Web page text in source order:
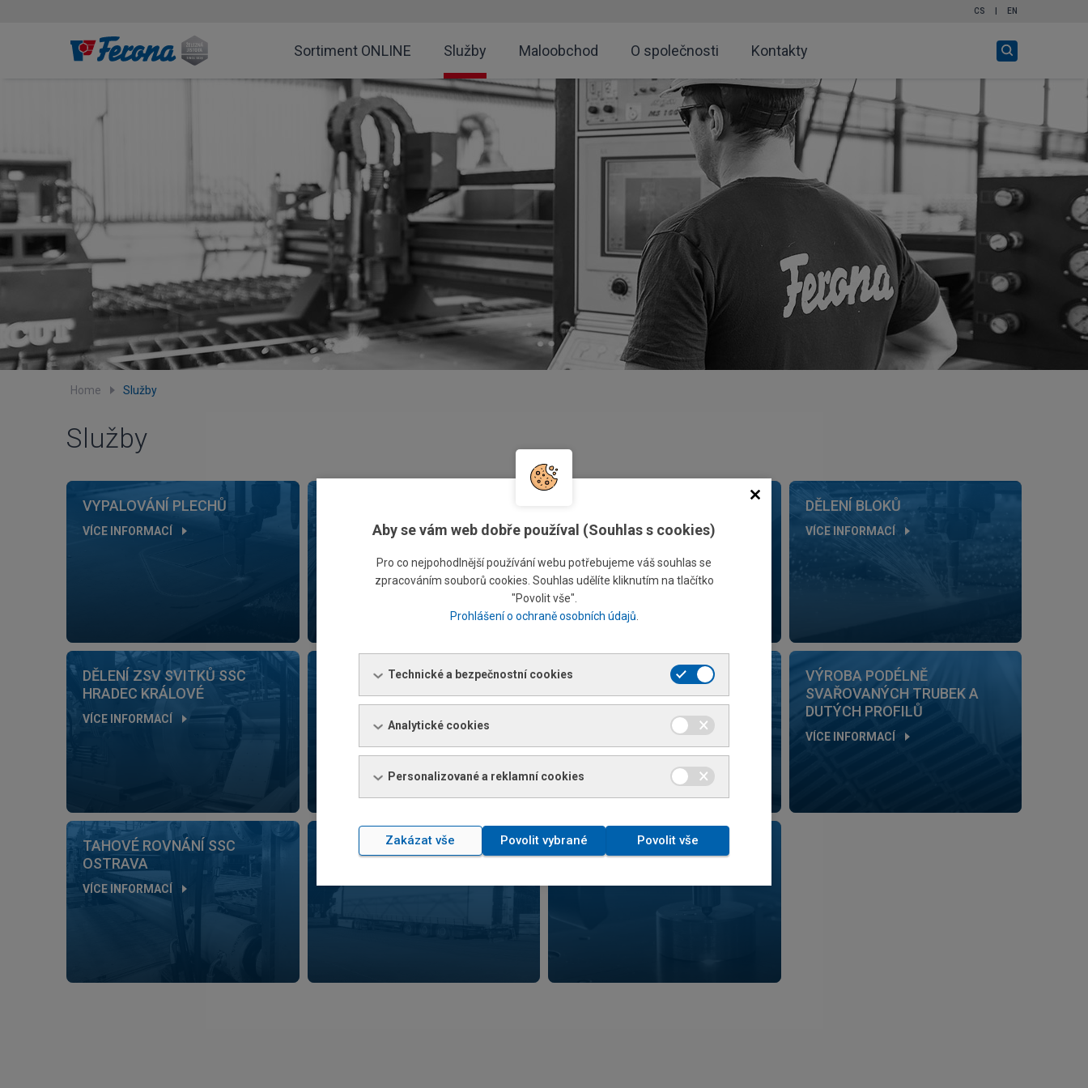
CS EN
Sortiment ONLINE Služby Maloobchod O společnosti Kontakty
vyhledávání
Home Služby
Služby
VYPALOVÁNÍ PLECHŮ
VÍCE INFORMACÍ
MATERIÁLU
VÍCE INFORMACÍ
DĚLENÍ BLOKŮ
VÍCE INFORMACÍ
DĚLENÍ ZSV SVITKŮ SSC
HRADEC KRÁLOVÉ
VÍCE INFORMACÍ
DĚLENÍ ZTV SVITKŮ SSC
OSTRAVA
VÍCE INFORMACÍ
SSC – DĚLENÍ ZTV SVITKŮ
SSC BRATISLAVA
VÝROBA PODÉLNĚ
SVAŘOVANÝCH TRUBEK A
DUTÝCH PROFILŮ
VÍCE INFORMACÍ
TAHOVÉ ROVNÁNÍ SSC
OSTRAVA
VÍCE INFORMACÍ
DOPRAVA ZKOUŠKY
Aby se vám web dobře používal (Souhlas s cookies)
Pro co nejpohodlnější používání webu potřebujeme váš souhlas se
zpracováním souborů cookies. Souhlas udělíte kliknutím na tlačítko
"Povolit vše".
Prohlášení o ochraně osobních údajů
Technické a bezpečnostní cookies
Analytické cookies
Personalizované a reklamní cookies
Povolit vše
Zakázat vše Povolit vybrané